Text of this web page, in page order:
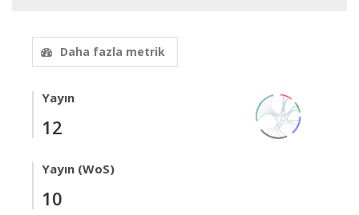
Daha fazla metrik
Yayın
12
Yayın (WoS)
10